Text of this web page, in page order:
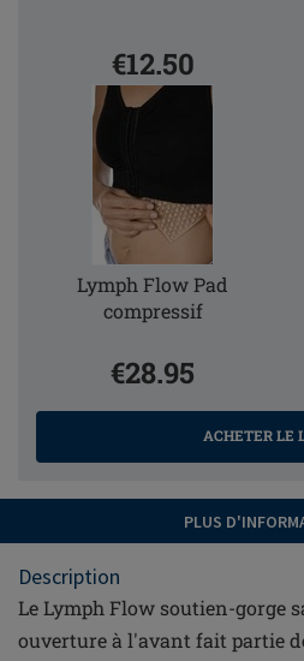
€12.50
Lymph Flow Pad
compressif
€28.95
ACHETER LE
PLUS
Description
Le Lymph Flow soutien-gorge
ouverture à l'avant fait partie